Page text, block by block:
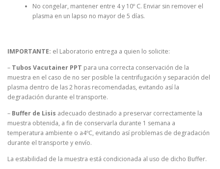
No congelar, mantener entre 4 y 10º C. Enviar sin remover el
plasma en un lapso no mayor de 5 días.
IMPORTANTE: el Laboratorio entrega a quien lo solicite:
– Tubos Vacutainer PPT para una correcta conservación de la
muestra en el caso de no ser posible la centrifugación y separación del
plasma dentro de las 2 horas recomendadas, evitando así la
degradación durante el transporte.
– Buffer de Lisis adecuado destinado a preservar correctamente la
muestra obtenida, a fin de conservarla durante 1 semana a
temperatura ambiente o a4ºC, evitando así problemas de degradación
durante el transporte y envío.
La estabilidad de la muestra está condicionada al uso de dicho Buffer.